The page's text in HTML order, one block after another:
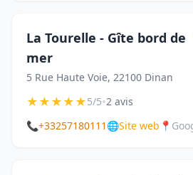
La Tourelle - Gîte bord de
mer
5 Rue Haute Voie, 22100 Dinan
★★★★★5/5•2 avis
📞+33257180111 🌐Site web 📍